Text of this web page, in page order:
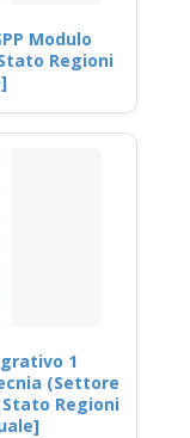
Modulo
Regioni
1
(Settore
Stato Regioni